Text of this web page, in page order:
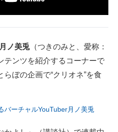
月ノ美兎 （つきのみと、愛称：
テンツを紹介するコーナーで
ぼの企画で“クリオネ”を食
バーチャルYouTuber月ノ美兎